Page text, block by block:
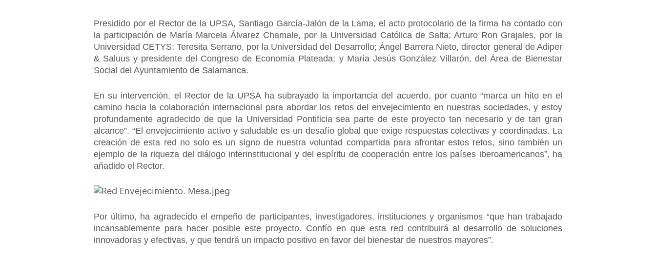
Presidido por el Rector de la UPSA, Santiago García-Jalón de la Lama, el acto protocolario de la firma ha contado con
la participación de María Marcela Álvarez Chamale, por la Universidad Católica de Salta; Arturo Ron Grajales, por la
Universidad CETYS; Teresita Serrano, por la Universidad del Desarrollo; Ángel Barrera Nieto, director general de Adiper
& Saluus y presidente del Congreso de Economía Plateada; y María Jesús González Villarón, del Área de Bienestar
Social del Ayuntamiento de Salamanca.
En su intervención, el Rector de la UPSA ha subrayado la importancia del acuerdo, por cuanto “marca un hito en el
camino hacia la colaboración internacional para abordar los retos del envejecimiento en nuestras sociedades, y estoy
profundamente agradecido de que la Universidad Pontificia sea parte de este proyecto tan necesario y de tan gran
alcance”. “El envejecimiento activo y saludable es un desafío global que exige respuestas colectivas y coordinadas. La
creación de esta red no solo es un signo de nuestra voluntad compartida para afrontar estos retos, sino también un
ejemplo de la riqueza del diálogo interinstitucional y del espíritu de cooperación entre los países iberoamericanos”, ha
añadido el Rector.
Por último, ha agradecido el empeño de participantes, investigadores, instituciones y organismos “que han trabajado
incansablemente para hacer posible este proyecto. Confío en que esta red contribuirá al desarrollo de soluciones
innovadoras y efectivas, y que tendrá un impacto positivo en favor del bienestar de nuestros mayores”.